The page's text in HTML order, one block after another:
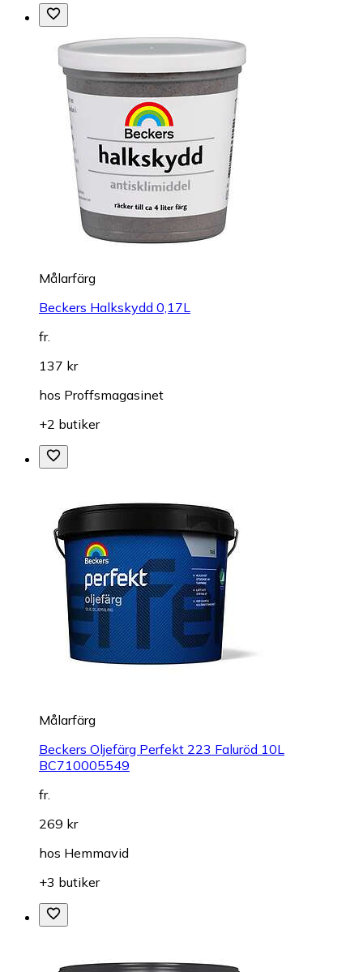
Målarfärg
Beckers Halkskydd 0,17L
fr.
137 kr
hos Proffsmagasinet
+2 butiker
Målarfärg
Beckers Oljefärg Perfekt 223 Faluröd 10L
BC710005549
fr.
269 kr
hos Hemmavid
+3 butiker